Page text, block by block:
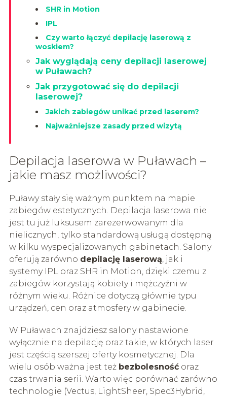
SHR in Motion
IPL
Czy warto łączyć depilację laserową z
woskiem?
Jak wyglądają ceny depilacji laserowej
w Puławach?
Jak przygotować się do depilacji
laserowej?
Jakich zabiegów unikać przed laserem?
Najważniejsze zasady przed wizytą
Depilacja laserowa w Puławach –
jakie masz możliwości?
Puławy stały się ważnym punktem na mapie
zabiegów estetycznych. Depilacja laserowa nie
jest tu już luksusem zarezerwowanym dla
nielicznych, tylko standardową usługą dostępną
w kilku wyspecjalizowanych gabinetach. Salony
oferują zarówno depilację laserową, jak i
systemy IPL oraz SHR in Motion, dzięki czemu z
zabiegów korzystają kobiety i mężczyźni w
różnym wieku. Różnice dotyczą głównie typu
urządzeń, cen oraz atmosfery w gabinecie.
W Puławach znajdziesz salony nastawione
wyłącznie na depilację oraz takie, w których laser
jest częścią szerszej oferty kosmetycznej. Dla
wielu osób ważna jest też bezbolesnośćoraz
czas trwania serii. Warto więc porównać zarówno
technologie (Vectus, LightSheer, Spec3Hybrid,